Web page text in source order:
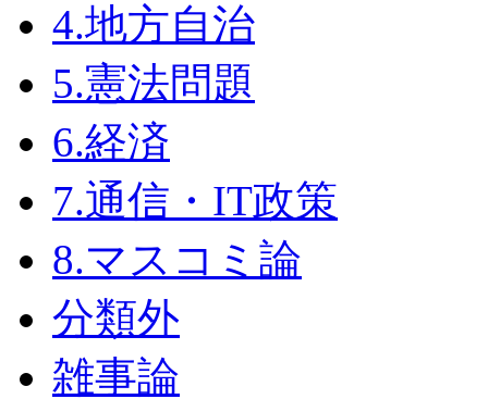
4.地方自治
5.憲法問題
6.経済
7.通信・IT政策
8.マスコミ論
分類外
雑事論